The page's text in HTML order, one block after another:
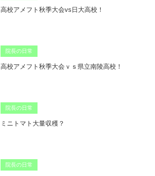
高校アメフト秋季大会vs日大高校！
院長の日常
高校アメフト秋季大会ｖｓ県立南陵高校！
院長の日常
ミニトマト大量収穫？
院長の日常